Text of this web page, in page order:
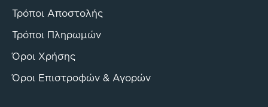
Τρόποι Αποστολής
Τρόποι Πληρωμών
Όροι Χρήσης
Όροι Επιστροφών & Αγορών